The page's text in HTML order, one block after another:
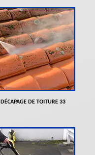
DÉCAPAGE DE TOITURE 33